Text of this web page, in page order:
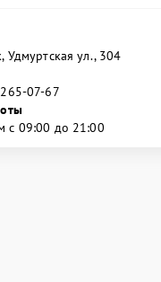
Удмуртская ул., 304
07-67
с 09:00 до 21:00